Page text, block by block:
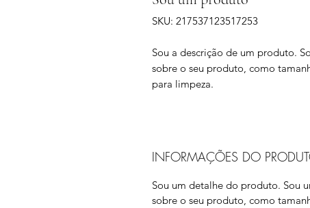
SKU: 217537123517253
Sou a descrição de um produto.
sobre o seu produto, como
para limpeza.
INFORMAÇÕES DO
Sou um detalhe do produto. Sou
sobre o seu produto, como